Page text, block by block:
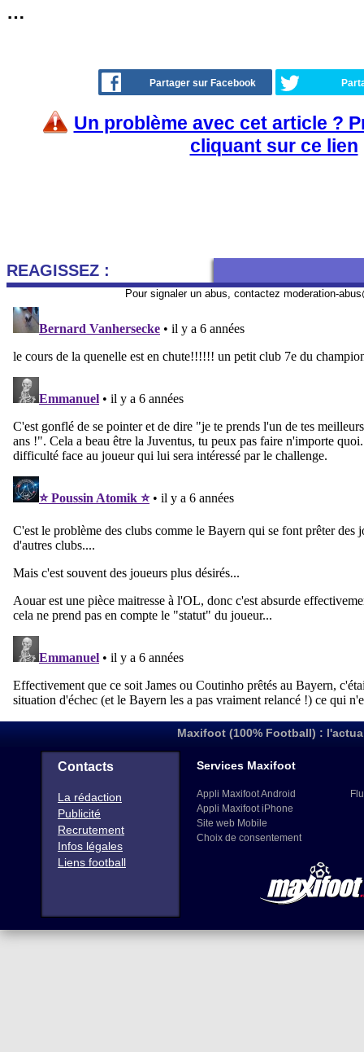
…
Partager sur Facebook
Un problème avec cet article ?
cliquant sur ce lien
REAGISSEZ :
Pour signaler un abus, contactez moderation-
Maxifoot (100% Football) :
Contacts
La rédaction
Publicité
Recrutement
Infos légales
Liens football
Services Maxifoot
Appli Maxifoot Android
Appli Maxifoot iPhone
Site web Mobile
Choix de consentement